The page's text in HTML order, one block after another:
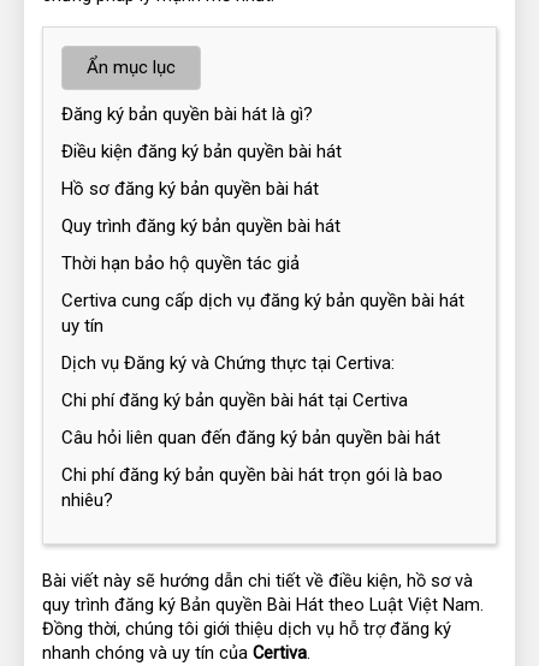
Ẩn mục lục
Đăng ký bản quyền bài hát là gì?
Điều kiện đăng ký bản quyền bài hát
Hồ sơ đăng ký bản quyền bài hát
Quy trình đăng ký bản quyền bài hát
Thời hạn bảo hộ quyền tác giả
Certiva cung cấp dịch vụ đăng ký bản quyền bài hát
uy tín
Dịch vụ Đăng ký và Chứng thực tại Certiva:
Chi phí đăng ký bản quyền bài hát tại Certiva
Câu hỏi liên quan đến đăng ký bản quyền bài hát
Chi phí đăng ký bản quyền bài hát trọn gói là bao
nhiêu?
Bài viết này sẽ hướng dẫn chi tiết về điều kiện, hồ sơ và
quy trình đăng ký Bản quyền Bài Hát theo Luật Việt Nam.
Đồng thời, chúng tôi giới thiệu dịch vụ hỗ trợ đăng ký
nhanh chóng và uy tín của Certiva.